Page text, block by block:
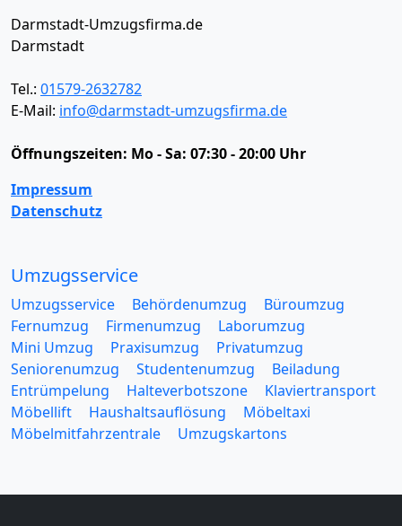
Darmstadt-Umzugsfirma.de
Darmstadt
Tel.: 01579-2632782
E-Mail: info@darmstadt-umzugsfirma.de
Öffnungszeiten: Mo - Sa: 07:30 - 20:00 Uhr
Impressum
Datenschutz
Umzugsservice
Umzugsservice Behördenumzug
Büroumzug
Fernumzug
Firmenumzug
Laborumzug
Mini Umzug
Praxisumzug
Privatumzug
Seniorenumzug
Studentenumzug
Beiladung
Entrümpelung
Halteverbotszone
Klaviertransport
Möbellift
Haushaltsauflösung
Möbeltaxi
Möbelmitfahrzentrale
Umzugskartons